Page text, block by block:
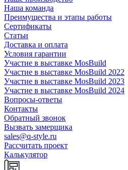
Наша команда
Преимущества и этапы работы
Сертификаты
Статьи
Доставка и оплата
Условия гарантии
Участие в выставке MosBuild
Участие в выставке MosBuild 2022
Участие в выставке MosBuild 2023
Участие в выставке MosBuild 2024
Вопросы-ответы
Контакты
Обратный звонок
Вызвать замерщика
sales@q-style.ru
Рассчитать проект
Калькулятор